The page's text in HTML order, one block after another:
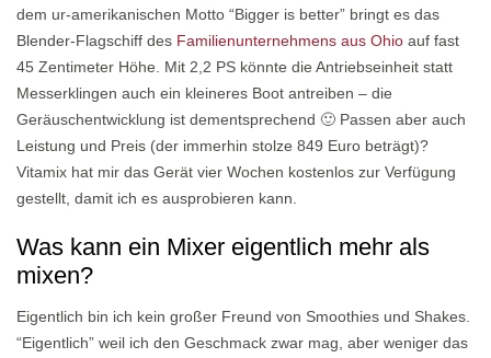
dem ur-amerikanischen Motto “Bigger is better” bringt es das
Blender-Flagschiff des Familienunternehmens aus Ohio auf fast
45 Zentimeter Höhe. Mit 2,2 PS könnte die Antriebseinheit statt
Messerklingen auch ein kleineres Boot antreiben – die
Geräuschentwicklung ist dementsprechend 🙂 Passen aber auch
Leistung und Preis (der immerhin stolze 849 Euro beträgt)?
Vitamix hat mir das Gerät vier Wochen kostenlos zur Verfügung
gestellt, damit ich es ausprobieren kann.
Was kann ein Mixer eigentlich mehr als
mixen?
Eigentlich bin ich kein großer Freund von Smoothies und Shakes.
“Eigentlich” weil ich den Geschmack zwar mag, aber weniger das